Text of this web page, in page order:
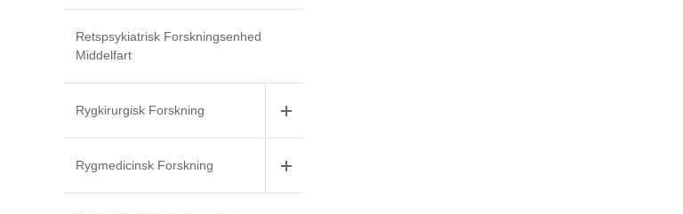
Retspsykiatrisk Forskningsenhed
Middelfart
Rygkirurgisk Forskning
Rygmedicinsk Forskning